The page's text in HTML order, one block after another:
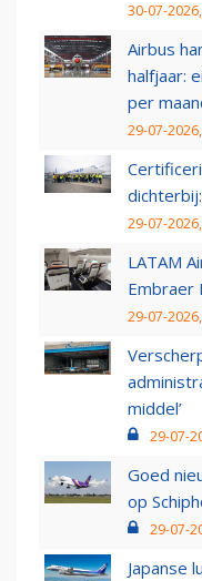
30-07-
Airbus
halfjaar:
per
29-07-
29-07-
LATAM
Embraer
29-07-
middel’
29-07-
Goed
op
29-07-
Japanse